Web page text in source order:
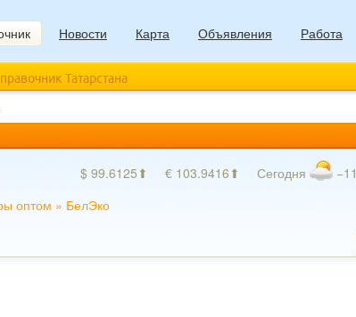
Новости Карта Объявления Работа
Татарстана
$ 99.6125⬆ € 103.9416⬆ Сегодня −11
оптом » БелЭко